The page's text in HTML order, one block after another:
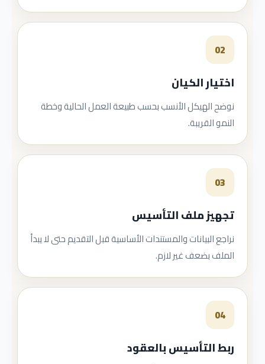
02
اختيار الكيان
نوضح الهيكل الأنسب بحسب طبيعة العمل الحالية وخطة
النمو القريبة.
03
تجهيز ملف التأسيس
نراجع البيانات والمستندات الأساسية قبل التقديم حتى لا يبدأ
الملف بضعف غير لازم.
04
ربط التأسيس بالعقود